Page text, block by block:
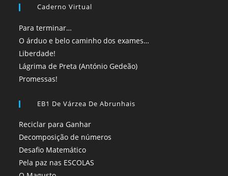
Caderno Virtual
Para terminar…
O árduo e belo caminho dos exames…
Liberdade!
Lágrima de Preta (António Gedeão)
Promessas!
EB1 De Várzea De Abrunhais
Reciclar para Ganhar
Decomposição de números
Desafio Matemático
Pela paz nas ESCOLAS